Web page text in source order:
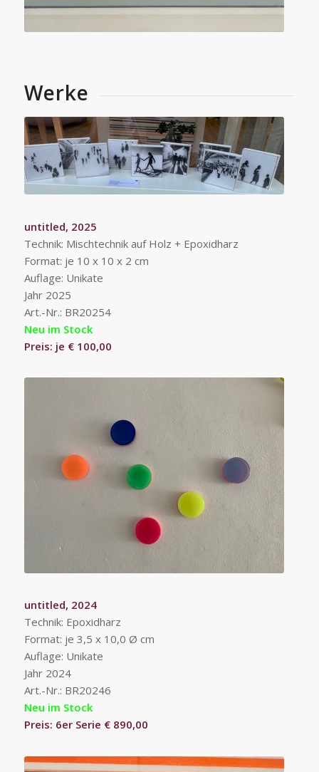
Werke
untitled, 2025
Technik: Mischtechnik auf Holz + Epoxidharz
Format: je 10 x 10 x 2 cm
Auflage: Unikate
Jahr 2025
Art.-Nr.: BR20254
Neu im Stock
Preis: je € 100,00
untitled, 2024
Technik: Epoxidharz
Format: je 3,5 x 10,0 Ø cm
Auflage: Unikate
Jahr 2024
Art.-Nr.: BR20246
Neu im Stock
Preis: 6er Serie € 890,00